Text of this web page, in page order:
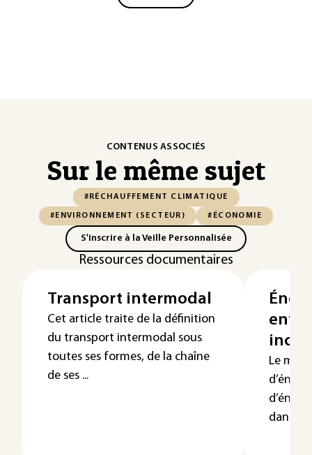
CONTENUS ASSOCIÉS
Sur le même sujet
#RÉCHAUFFEMENT CLIMATIQUE
#ENVIRONNEMENT (SECTEUR) #ÉCONOMIE
S'inscrire à la Veille Personnalisée
Ressources documentaires
Transport intermodal
Cet article traite de la définition
du transport intermodal sous
toutes ses formes, de la chaîne
de ses ...
Le
dans